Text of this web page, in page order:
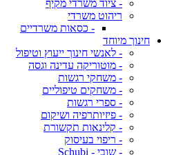
- ציוד משרדי מקיף
ריהוט משרדי
- כסאות משרדיים
חינוך מיוחד
- לאנשי חינוך ייעוץ וטיפול
- מוטוריקה עדינה וגסה
- משחקי רגשות
- משחקים טיפוליים
- ספרי רגשות
- פיזיותרפיה ושיקום
- קלינאות תקשורת
- ריפוי בעיסוק
- שובי - Schubi